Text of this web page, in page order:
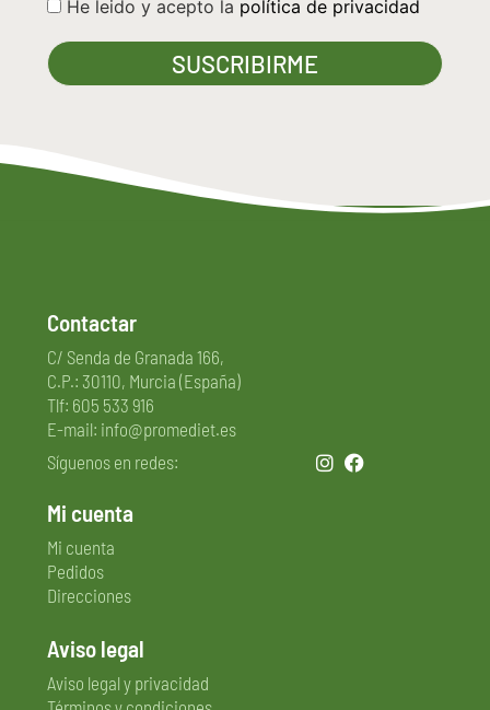
He leido y acepto la política de privacidad
Contactar
C/ Senda de Granada 166,
C.P.: 30110, Murcia (España)
Tlf: 605 533 916
E-mail: info@promediet.es
Síguenos en redes:
Mi cuenta
Mi cuenta
Pedidos
Direcciones
Aviso legal
Aviso legal y privacidad